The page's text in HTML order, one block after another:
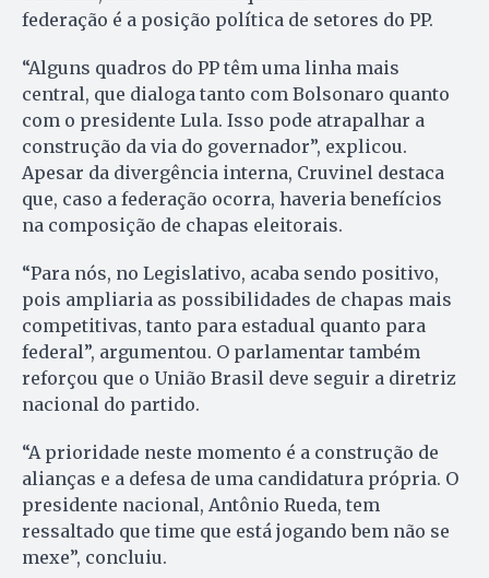
federação é a posição política de setores do PP.
“Alguns quadros do PP têm uma linha mais
central, que dialoga tanto com Bolsonaro quanto
com o presidente Lula. Isso pode atrapalhar a
construção da via do governador”, explicou.
Apesar da divergência interna, Cruvinel destaca
que, caso a federação ocorra, haveria benefícios
na composição de chapas eleitorais.
“Para nós, no Legislativo, acaba sendo positivo,
pois ampliaria as possibilidades de chapas mais
competitivas, tanto para estadual quanto para
federal”, argumentou. O parlamentar também
reforçou que o União Brasil deve seguir a diretriz
nacional do partido.
“A prioridade neste momento é a construção de
alianças e a defesa de uma candidatura própria. O
presidente nacional, Antônio Rueda, tem
ressaltado que time que está jogando bem não se
mexe”, concluiu.